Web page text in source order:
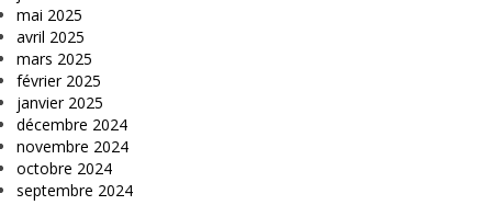
mai 2025
avril 2025
mars 2025
février 2025
janvier 2025
décembre 2024
novembre 2024
octobre 2024
septembre 2024